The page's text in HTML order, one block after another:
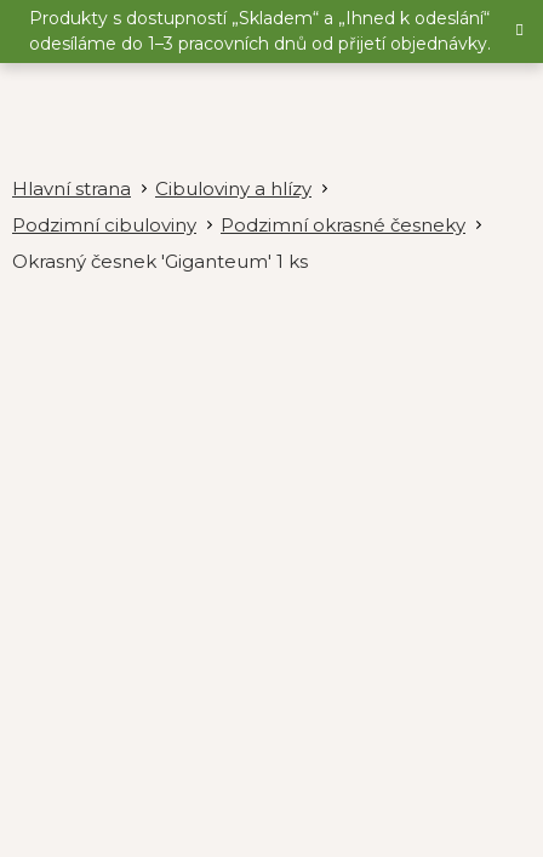
Přejít
obsah
Produkty s dostupností „Skladem“ a „Ihned k odeslání“
odesíláme do 1–3 pracovních dnů od přijetí objednávky.
Cibuloviny a hlízy
Podzimní cibuloviny
Podzimní okrasné česneky
Okrasný česnek 'Giganteum' 1 ks